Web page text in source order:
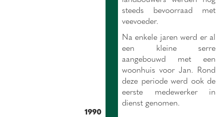
steeds bevoorraad met
veevoeder.
Na enkele jaren werd er al
een kleine serre
aangebouwd met een
woonhuis voor Jan. Rond
deze periode werd ook de
eerste medewerker in
dienst genomen.
1990